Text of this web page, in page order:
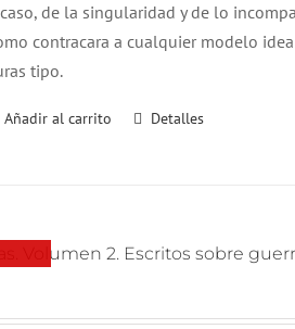
de la singularidad y de lo
contracara a cualquier modelo
tipo.
Añadir al carrito Detalles